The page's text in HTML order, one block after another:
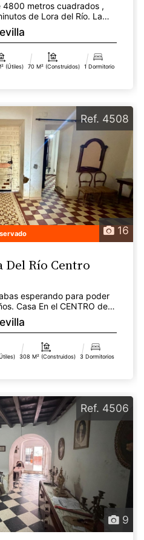
4800 metros cuadrados ,
de Lora del Río. La
es...
(útiles) 70 M² (construidos) 1 Dormitorio
16
Ref. 4508
Del Río Centro
esperando para poder
de
d...
308 M² (construidos) 3 Dormitorios
9
Ref. 4506